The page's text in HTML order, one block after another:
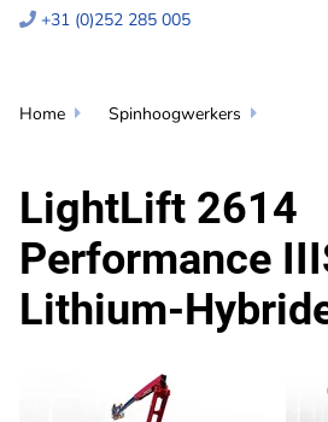
 +31 (0)252 285 005
Home  Spinhoogwerkers 
LightLift 2614
Performance
Lithium-